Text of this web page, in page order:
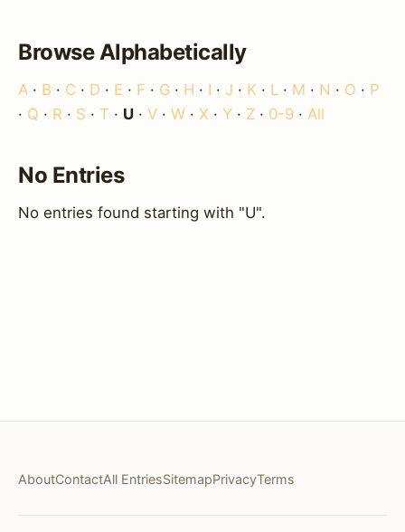
Browse Alphabetically
A · B · C · D · E · F · G · H · I · J · K · L · M · N · O · P
· Q · R · S · T · U · V · W · X · Y · Z · 0-9 · All
No Entries
No entries found starting with "U".
AboutContactAll EntriesSitemapPrivacyTerms